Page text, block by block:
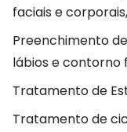
faciais e
Preenchimento
lábios e contorno
Tratamento de
Tratamento de